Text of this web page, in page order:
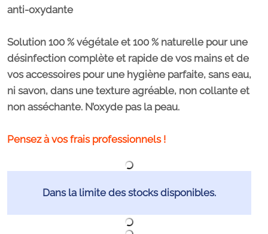
anti-oxydante
Solution 100 % végétale et 100 % naturelle pour une
désinfection complète et rapide de vos mains et de
vos accessoires pour une hygiène parfaite, sans eau,
ni savon, dans une texture agréable, non collante et
non asséchante. N’oxyde pas la peau.
Pensez à vos frais professionnels !
Dans la limite des stocks disponibles.